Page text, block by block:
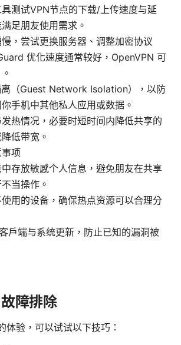
测试VPN节点的下载/上传速度与延
足朋友使用需求。
，尝试更换服务器、调整加密协议
优化速度通常较好，OpenVPN 可
离（Guest Network Isolation），以防
手机中其他私人应用或数据。
热情况，必要时短时间内降低共享的
低带宽。
项
存放敏感个人信息，避免朋友在共享
当操作。
用的设备，确保热点资源可以合理分
户端与系统更新，防止已知的漏洞被
障排除
体验，可以试试以下技巧：